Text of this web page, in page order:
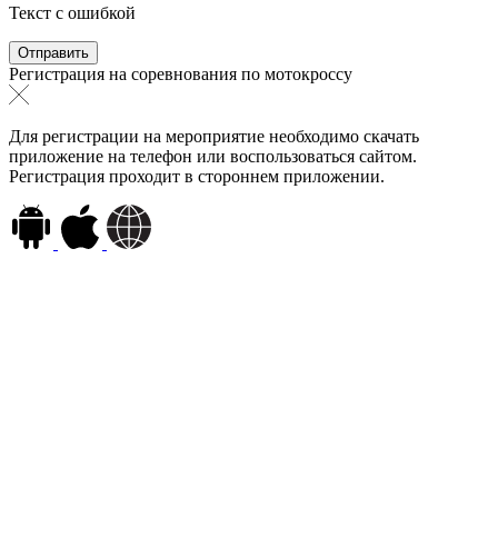
Текст с ошибкой
Регистрация на соревнования по мотокроссу
Для регистрации на мероприятие необходимо скачать
приложение на телефон или воспользоваться сайтом.
Регистрация проходит в стороннем приложении.